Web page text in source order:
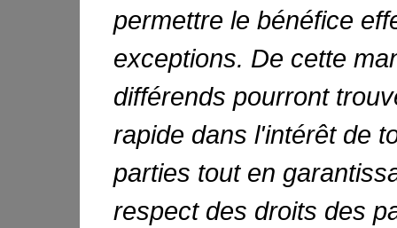
permettre le bénéfice
exceptions. De cette
différends pourront
rapide dans l'intérêt de
parties tout en
respect des droits des